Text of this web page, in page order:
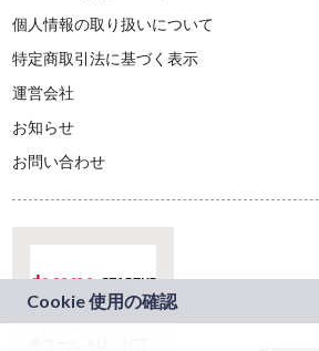
個人情報の取り扱いについて
特定商取引法に基づく表示
運営会社
お知らせ
お問い合わせ